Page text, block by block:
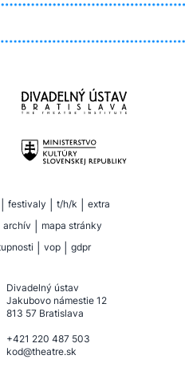
festivaly t/h/k
extra
archív
mapa stránky
vop gdpr
Divadelný ústav
Jakubovo námestie 12
813 57 Bratislava
+421 220 487 503
kod@theatre.sk